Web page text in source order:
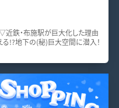
鉄・布施駅が巨大化した理由
!?地下の(秘)巨大空間に潜入！